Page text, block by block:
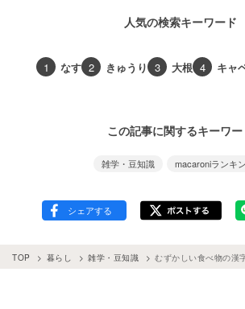
人気の検索キーワード
1 なす 2 きゅうり 3 大根 4 キャ
この記事に関するキーワー
雑学・豆知識 macaroniランキ
TOP 暮らし 雑学・豆知識 むずかしい食べ物の漢